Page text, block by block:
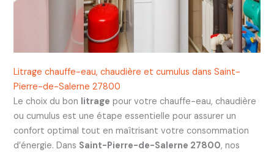
Litrage chauffe-eau, chaudière et cumulus dans Saint-
Pierre-de-Salerne 27800
Le choix du bon litrage pour votre chauffe-eau, chaudière
ou cumulus est une étape essentielle pour assurer un
confort optimal tout en maîtrisant votre consommation
d’énergie. Dans Saint-Pierre-de-Salerne 27800, nos